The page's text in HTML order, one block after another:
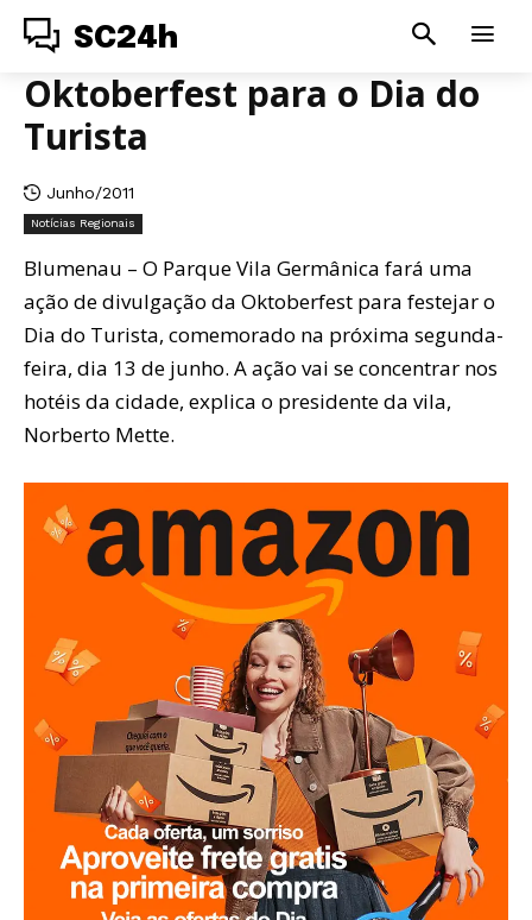
SC24h
Oktoberfest para o Dia do
Turista
Junho/2011
Notícias Regionais
Blumenau – O Parque Vila Germânica fará uma
ação de divulgação da Oktoberfest para festejar o
Dia do Turista, comemorado na próxima segunda-
feira, dia 13 de junho. A ação vai se concentrar nos
hotéis da cidade, explica o presidente da vila,
Norberto Mette.